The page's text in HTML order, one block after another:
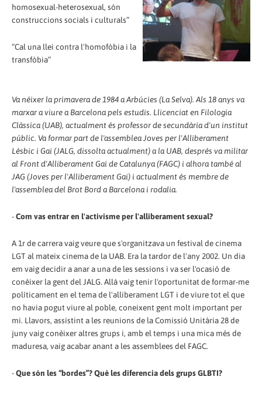
homosexual-heterosexual, són
construccions socials i culturals”
“Cal una llei contra l'homofòbia i la
transfòbia”
Va néixer la primavera de 1984 a Arbúcies (La Selva). Als 18 anys va
marxar a viure a Barcelona pels estudis. Llicenciat en Filologia
Clàssica (UAB), actualment és professor de secundària d'un institut
públic. Va formar part de l'assemblea Joves per l'Alliberament
Lèsbic i Gai (JALG, dissolta actualment) a la UAB, després va militar
al Front d'Alliberament Gai de Catalunya (FAGC) i alhora també al
JAG (Joves per l'Alliberament Gai) i actualment és membre de
l'assemblea del Brot Bord a Barcelona i rodalia.
-Com vas entrar en l'activisme per l'alliberament sexual?
A 1r de carrera vaig veure que s'organitzava un festival de cinema
LGT al mateix cinema de la UAB. Era la tardor de l'any 2002. Un dia
em vaig decidir a anar a una de les sessions i va ser l'ocasió de
conèixer la gent del JALG. Allà vaig tenir l'oportunitat de formar-me
políticament en el tema de l'alliberament LGT i de viure tot el que
no havia pogut viure al poble, coneixent gent molt important per
mi. Llavors, assistint a les reunions de la Comissió Unitària 28 de
juny vaig conèixer altres grups i, amb el temps i una mica més de
maduresa, vaig acabar anant a les assemblees del FAGC.
-Que són les “bordes”? Què les diferencia dels grups GLBTI?